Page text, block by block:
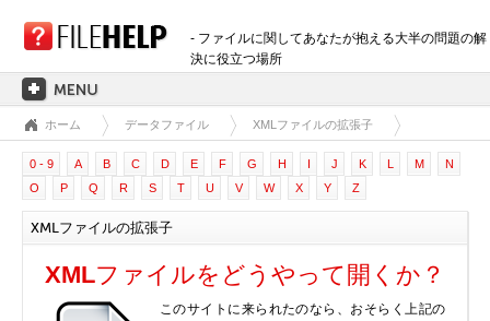
- ファイルに関してあなたが抱える大半の問題の解
決に役立つ場所
ホーム
拡張子のカテゴリー
3D画像ファイル
音声ファイル
ホーム データファイル XMLファイルの拡張子
0 - 9 A B C D E F G H I J K L M
N
O
P Q R S T U V W X Y Z
XMLファイルの拡張子
XMLファイルをどうやって開くか？
このサイトに来られたのなら、おそらく上記の